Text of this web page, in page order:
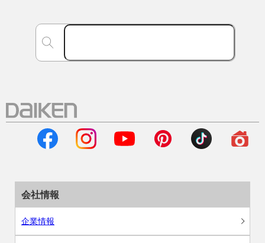
会社情報
企業情報